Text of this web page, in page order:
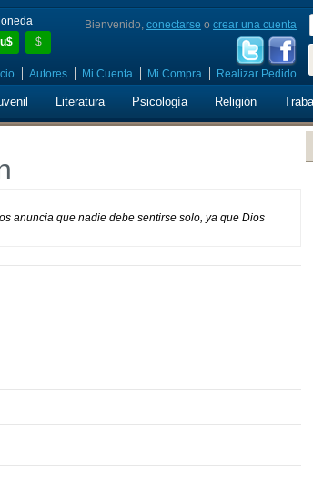
u$
$
Bienvenido, conectarse o crear una cuenta
Autores Mi Cuenta Mi Compra Realizar Pedido
Literatura Psicología Religión
anuncia que nadie debe sentirse solo, ya que Dios